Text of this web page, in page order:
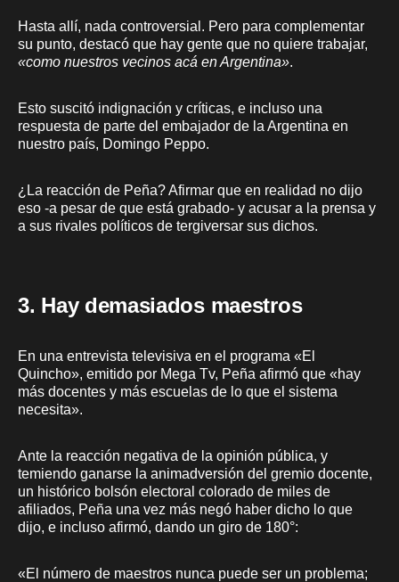
Hasta allí, nada controversial. Pero para complementar
su punto, destacó que hay gente que no quiere trabajar,
«como nuestros vecinos acá en Argentina».
Esto suscitó indignación y críticas, e incluso una
respuesta de parte del embajador de la Argentina en
nuestro país, Domingo Peppo.
¿La reacción de Peña? Afirmar que en realidad no dijo
eso -a pesar de que está grabado- y acusar a la prensa y
a sus rivales políticos de tergiversar sus dichos.
3. Hay demasiados maestros
En una entrevista televisiva en el programa «El
Quincho», emitido por Mega Tv, Peña afirmó que «hay
más docentes y más escuelas de lo que el sistema
necesita».
Ante la reacción negativa de la opinión pública, y
temiendo ganarse la animadversión del gremio docente,
un histórico bolsón electoral colorado de miles de
afiliados, Peña una vez más negó haber dicho lo que
dijo, e incluso afirmó, dando un giro de 180°:
«El número de maestros nunca puede ser un problema;